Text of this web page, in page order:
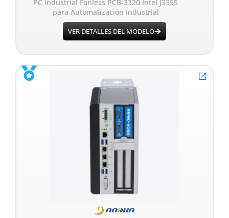
PC Industrial Fanless PCB-3320 Intel J3355
para Automatización Industrial
VER DETALLES DEL MODELO